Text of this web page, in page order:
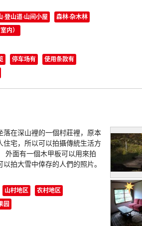
·登山道·山间小屋
森林·杂木林
内）
停车场有
使用条款有
落在深山裡的一個村莊裡，原本
住宅，所以可以拍攝傳統生活方
外面有一個木甲板可以用來拍
以拍大雪中倖存的人們的照片。
山村地区
农村地区
园